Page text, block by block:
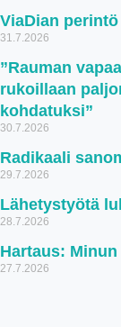
ViaDian
31.7.2026
”Rauman
rukoillaan
kohdatuksi”
30.7.2026
Radikaali
29.7.2026
Lähetystyötä
28.7.2026
Hartaus:
27.7.2026